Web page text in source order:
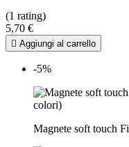
(1 rating)
5,70 €
 Aggiungi al carrello
-5%
Magnete soft touch